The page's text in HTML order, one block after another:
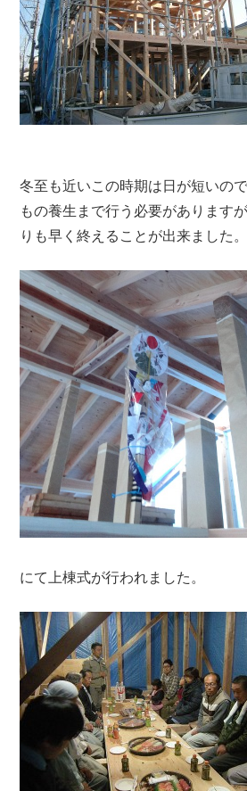
冬至も近いこの時期は日が短いの
もの養生まで行う必要があります
りも早く終えることが出来ました。
にて上棟式が行われました。